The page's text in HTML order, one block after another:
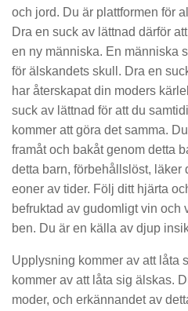
och jord. Du är plattformen för
Dra en suck av lättnad därför
en ny människa. En människa
för älskandets skull. Dra en
har återskapat din moders
suck av lättnad för att du
kommer att göra det samma.
framåt och bakåt genom detta
detta barn, förbehållslöst, läker
eoner av tider. Följ ditt hjärta
befruktad av gudomligt vin och
ben. Du är en källa av djup
Upplysning kommer av att låta
kommer av att låta sig älskas.
moder, och erkännandet av